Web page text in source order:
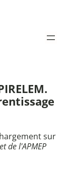
sur
de l'APMEP